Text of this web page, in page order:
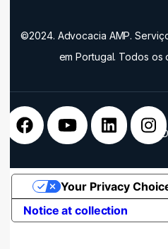
©2024. Advocacia AMP.
em Portugal. Todos os
Notice at collection
Your Privacy